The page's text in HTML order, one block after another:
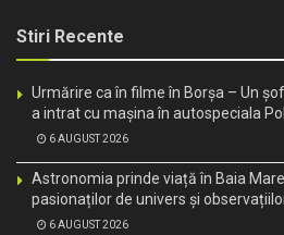
Stiri Recente
Urmărire ca în filme în Borșa – Un
a intrat cu mașina în autospeciala
6 AUGUST 2026
Astronomia prinde viață în Baia
pasionaților de univers și
6 AUGUST 2026